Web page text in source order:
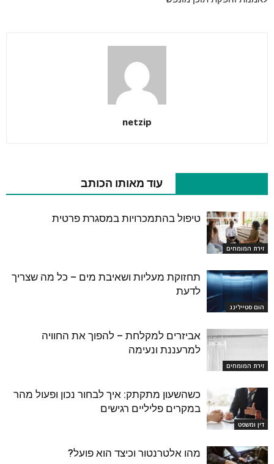
netzip
עוד מאותו הכותב
זירת המומחים
טיפול בהתמכרויות במסגרת פרטית
הום סטיילינג
תחזוקת מעליות ושאיבת מים – כל מה שצריך
לדעת
זירת המומחים
אביזרים למקלחת – להפוך את החוויה
למרעננת ונעימה
דין ומשפט
כשהשעון מתקתק: איך לבחור נכון ופעול מהר
במקרים פליליים רגישים
מהו אלטרנטור וכיצד הוא פועל?